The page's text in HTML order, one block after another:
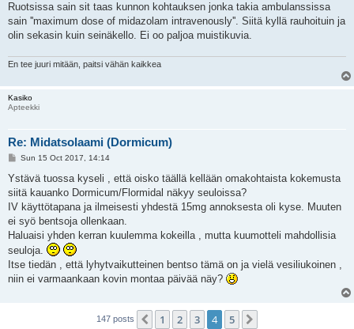
Ruotsissa sain sit taas kunnon kohtauksen jonka takia ambulanssissa
sain ''maximum dose of midazolam intravenously''. Siitä kyllä rauhoituin ja
olin sekasin kuin seinäkello. Ei oo paljoa muistikuvia.
En tee juuri mitään, paitsi vähän kaikkea
Kasiko
Apteekki
Re: Midatsolaami (Dormicum)
P
s
Sun 15 Oct 2017, 14:14
Ystävä tuossa kyseli , että oisko täällä kellään omakohtaista kokemusta
siitä kauanko Dormicum/Flormidal näkyy seuloissa?
IV käyttötapana ja ilmeisesti yhdestä 15mg annoksesta oli kyse. Muuten
ei syö bentsoja ollenkaan.
Haluaisi yhden kerran kuulemma kokeilla , mutta kuumotteli mahdollisia
seuloja.
Itse tiedän , että lyhytvaikutteinen bentso tämä on ja vielä vesiliukoinen ,
niin ei varmaankaan kovin montaa päivää näy?
147 posts Previous
1 2 3 4 5